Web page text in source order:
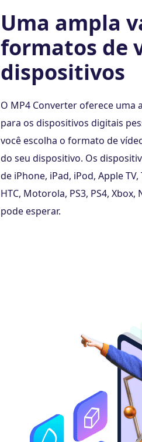
Uma ampla
formatos de
dispositivos
O MP4 Converter oferece uma
para os dispositivos digitais
você escolha o formato de
do seu dispositivo. Os
de iPhone, iPad, iPod, Apple
HTC, Motorola, PS3, PS4,
pode esperar.